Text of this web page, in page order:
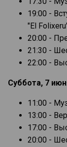
19:00 -
"El
20:00 -
21:30 -
22:00 -
Суббота, 7
11:00 -
13:00 -
17:00 -
20:00 -